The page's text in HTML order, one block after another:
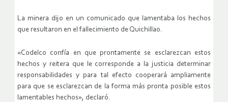
La minera dijo en un comunicado que lamentaba los hechos
que resultaron en el fallecimiento de Quichillao.
«Codelco confía en que prontamente se esclarezcan estos
hechos y reitera que le corresponde a la justicia determinar
responsabilidades y para tal efecto cooperará ampliamente
para que se esclarezcan de la forma más pronta posible estos
lamentables hechos», declaró.